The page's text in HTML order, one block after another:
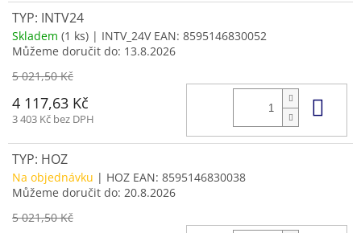
TYP: INTV24
Skladem (1 ks) | INTV_24V EAN: 8595146830052
Můžeme doručit do: 13.8.2026
5 021,50 Kč
4 117,63 Kč
3 403 Kč bez DPH
TYP: HOZ
Na objednávku | HOZ EAN: 8595146830038
Můžeme doručit do: 20.8.2026
5 021,50 Kč